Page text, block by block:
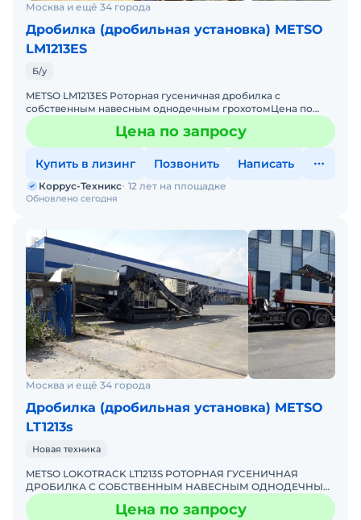
Москва и ещё 34 города
Дробилка (дробильная установка) METSO
LM1213ES
Б/у
METSO LM1213ES Роторная гусеничная дробилка с
собственным навесным однодечным грохотомЦена по
запросуТип дробилок: роторныеСпособ перемещения:
самоходныеОснащенЦена по запросу
Купить в лизинг Позвонить Написать
Обновлено сегодня
Коррус-Техникс 12 лет на площадке
Москва и ещё 34 города
Дробилка (дробильная установка) METSO
LT1213s
Новая техника
METSO LOKOTRACK LT1213S РОТОРНАЯ ГУСЕНИЧНАЯ
ДРОБИЛКА С СОБСТВЕННЫМ НАВЕСНЫМ ОДНОДЕЧНЫМ
ГРОХОТОМ Цена по запросу Тип дробилок: роторные
Способ перемещения: саЦена по запросу